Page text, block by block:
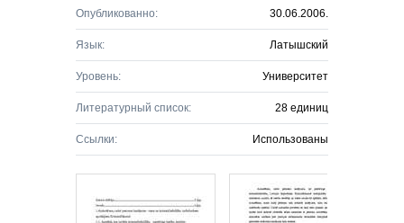
Опубликованно: 30.06.2006.
Язык: Латышский
Уровень: Университет
Литературный список: 28 единиц
Ссылки: Использованы